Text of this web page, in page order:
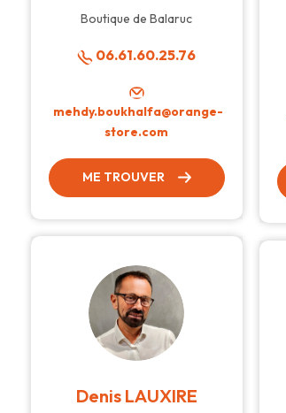
Boutique de Balaruc
06.61.60.25.76
mehdy.boukhalfa@orange-
store.com
ME TROUVER
Denis LAUXIRE